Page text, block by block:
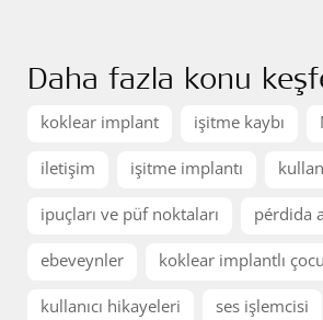
Daha fazla konu
koklear implant işitme kaybı
iletişim işitme implantı
ipuçları ve püf noktaları pérdida
ebeveynler koklear implantlı
kullanıcı hikayeleri ses işlemcisi